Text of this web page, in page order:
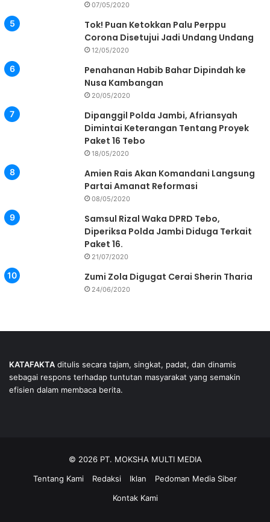
07/05/2020
Tok! Puan Ketokkan Palu Perppu
Corona Disetujui Jadi Undang Undang
12/05/2020
Penahanan Habib Bahar Dipindah ke
Nusa Kambangan
20/05/2020
Dipanggil Polda Jambi, Afriansyah
Dimintai Keterangan Tentang Proyek
Paket 16 Tebo
18/05/2020
Amien Rais Akan Komandani Langsung
Partai Amanat Reformasi
08/05/2020
Samsul Rizal Waka DPRD Tebo,
Diperiksa Polda Jambi Diduga Terkait
Paket 16.
21/07/2020
Zumi Zola Digugat Cerai Sherin Tharia
24/06/2020
KATAFAKTA ditulis secara tajam, singkat, padat, dan dinamis
sebagai respons terhadap tuntutan masyarakat yang semakin
efisien dalam membaca berita.
© 2026 PT. MOKSHA MULTI MEDIA
Tentang Kami
Redaksi Iklan
Pedoman Media Siber
Kontak Kami